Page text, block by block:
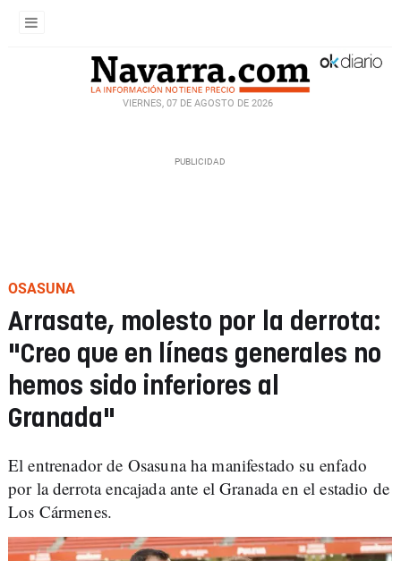
VIERNES, 07 DE AGOSTO DE 2026
OSASUNA
Arrasate, molesto por la derrota:
"Creo que en líneas generales no
hemos sido inferiores al
Granada"
El entrenador de Osasuna ha manifestado su enfado
por la derrota encajada ante el Granada en el estadio de
Los Cármenes.